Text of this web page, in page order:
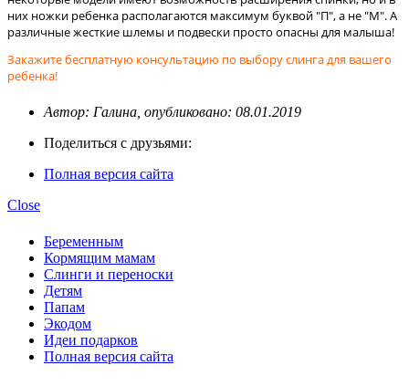
них ножки ребенка располагаются максимум буквой "П", а не "М". А
различные жесткие шлемы и подвески просто опасны для малыша!
Закажите бесплатную консультацию по выбору слинга для вашего
ребенка!
Автор: Галина, опубликовано: 08.01.2019
Поделиться с друзьями:
Полная версия сайта
Close
Беременным
Кормящим мамам
Слинги и переноски
Детям
Папам
Экодом
Идеи подарков
Полная версия сайта